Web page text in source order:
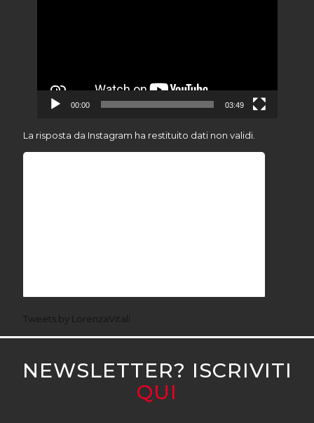
00:00 03:49
La risposta da Instagram ha restituito dati non validi.
Tweets by LorenzaVitali
NEWSLETTER? ISCRIVITI
QUI